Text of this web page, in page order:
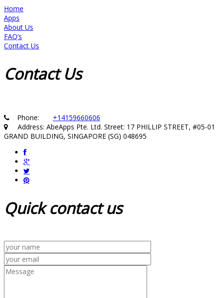
Home
Apps
About Us
FAQ’s
Contact Us
ContactUs
Phone: +14159660606
Address: AbeApps Pte. Ltd. Street: 17 PHILLIP STREET, #05-01
GRAND BUILDING, SINGAPORE (SG) 048695
Quickcontact us